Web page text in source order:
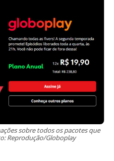
sobre todos os pacotes que
Reprodução/Globoplay